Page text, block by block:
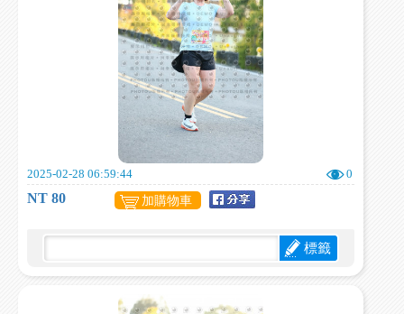
2025-02-28 06:59:44 0
NT 80 加購物車
標籤